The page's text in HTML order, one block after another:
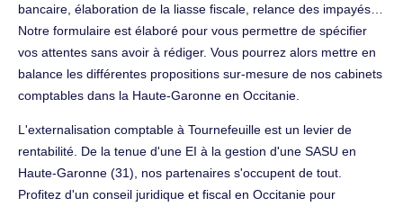
bancaire, élaboration de la liasse fiscale, relance des impayés…
Notre formulaire est élaboré pour vous permettre de spécifier
vos attentes sans avoir à rédiger. Vous pourrez alors mettre en
balance les différentes propositions sur-mesure de nos cabinets
comptables dans la Haute-Garonne en Occitanie.
L'externalisation comptable à Tournefeuille est un levier de
rentabilité. De la tenue d'une EI à la gestion d'une SASU en
Haute-Garonne (31), nos partenaires s'occupent de tout.
Profitez d'un conseil juridique et fiscal en Occitanie pour